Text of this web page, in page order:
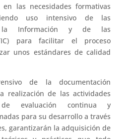
en las necesidades formativas
uso intensivo de las
la Información y de las
para facilitar el proceso
unos estándares de calidad
de la documentación
realización de las actividades
de evaluación continua y
para su desarrollo a través
garantizarán la adquisición de